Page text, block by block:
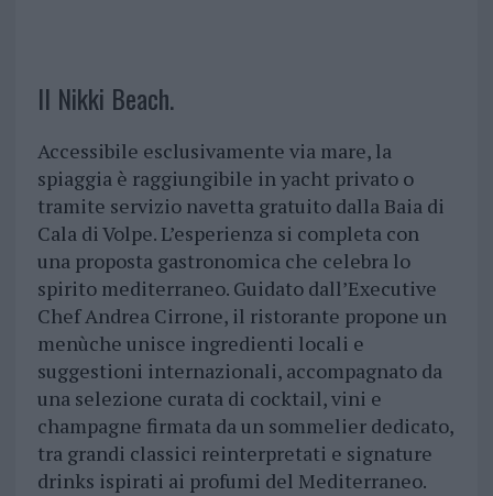
Il Nikki Beach.
Accessibile esclusivamente via mare, la
spiaggia è raggiungibile in yacht privato o
tramite servizio navetta gratuito dalla Baia di
Cala di Volpe. L’esperienza si completa con
una proposta gastronomica che celebra lo
spirito mediterraneo. Guidato dall’Executive
Chef Andrea Cirrone, il ristorante propone un
menùche unisce ingredienti locali e
suggestioni internazionali, accompagnato da
una selezione curata di cocktail, vini e
champagne firmata da un sommelier dedicato,
tra grandi classici reinterpretati e signature
drinks ispirati ai profumi del Mediterraneo.